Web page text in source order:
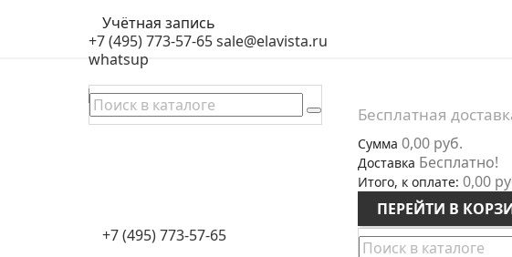
Учётная запись
+7 (495) 773-57-65sale@elavista.ru
whatsup
Бесплатная
Сумма 0,00 руб.
Доставка Бесплатно!
Итого, к оплате: 0,00
ПЕРЕЙТИ В
+7 (495) 773-57-65